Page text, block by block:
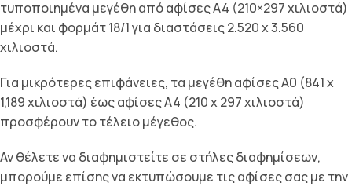
τυποποιημένα μεγέθη από αφίσες A4 (210×297 χιλιοστά)
μέχρι και φορμάτ 18/1 για διαστάσεις 2.520 x 3.560
χιλιοστά.
Για μικρότερες επιφάνειες, τα μεγέθη αφίσες A0 (841 x
1,189 χιλιοστά) έως αφίσες A4 (210 x 297 χιλιοστά)
προσφέρουν το τέλειο μέγεθος.
Αν θέλετε να διαφημιστείτε σε στήλες διαφημίσεων,
μπορούμε επίσης να εκτυπώσουμε τις αφίσες σας με την